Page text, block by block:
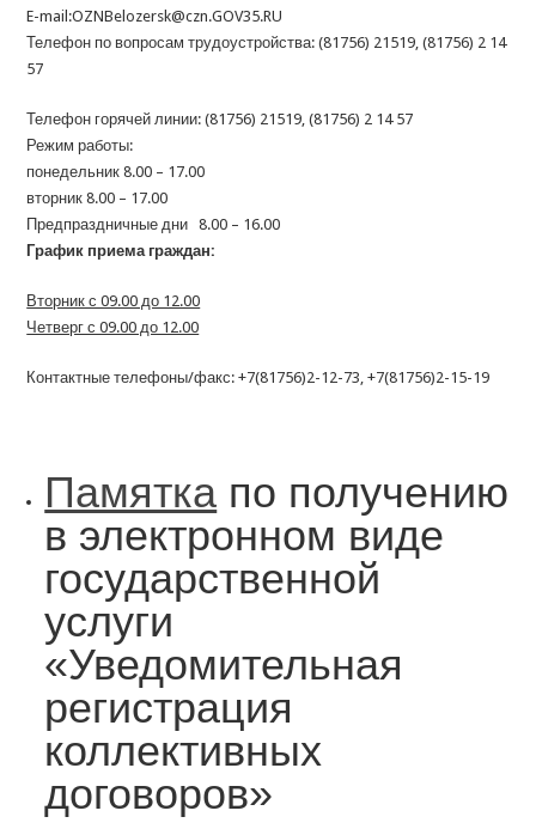
E-mail:OZNBelozersk@czn.GOV35.RU
Телефон по вопросам трудоустройства: (81756) 21519, (81756) 2 14
57
Телефон горячей линии: (81756) 21519, (81756) 2 14 57
Режим работы:
понедельник 8.00 – 17.00
вторник 8.00 – 17.00
Предпраздничные дни 8.00 – 16.00
График приема граждан:
Вторник с 09.00 до 12.00
Четверг с 09.00 до 12.00
Контактные телефоны/факс: +7(81756)2-12-73, +7(81756)2-15-19
Памятка по получению
в электронном виде
государственной
услуги
«Уведомительная
регистрация
коллективных
договоров»